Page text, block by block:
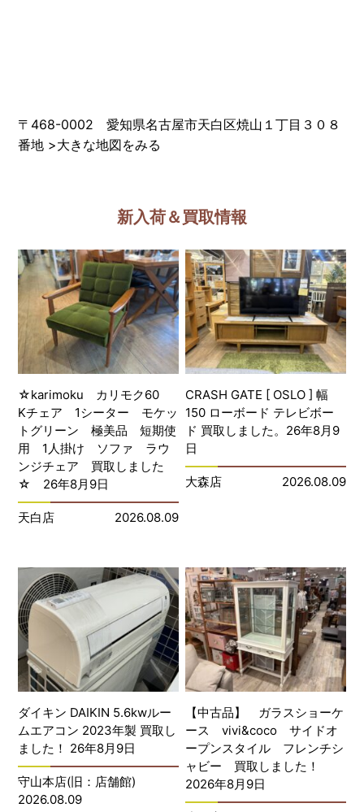
〒468-0002 愛知県名古屋市天白区焼山１丁目３０８
番地 >大きな地図をみる
新入荷＆買取情報
☆karimoku カリモク60
Kチェア 1シーター モケッ
トグリーン 極美品 短期使
用 1人掛け ソファ ラウ
ンジチェア 買取しました
☆ 26年8月9日
天白店 2026.08.09
CRASH GATE [ OSLO ] 幅
150 ローボード テレビボー
ド 買取しました。26年8月9
日
大森店 2026.08.09
ダイキン DAIKIN 5.6kwルー
ムエアコン 2023年製 買取し
ました！ 26年8月9日
守山本店(旧：店舗館)
2026.08.09
【中古品】 ガラスショーケ
ース vivi&coco サイドオ
ープンスタイル フレンチシ
ャビー 買取しました！
2026年8月9日